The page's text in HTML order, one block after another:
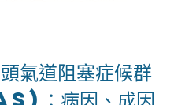
氣道阻塞症候群
：病因、成因